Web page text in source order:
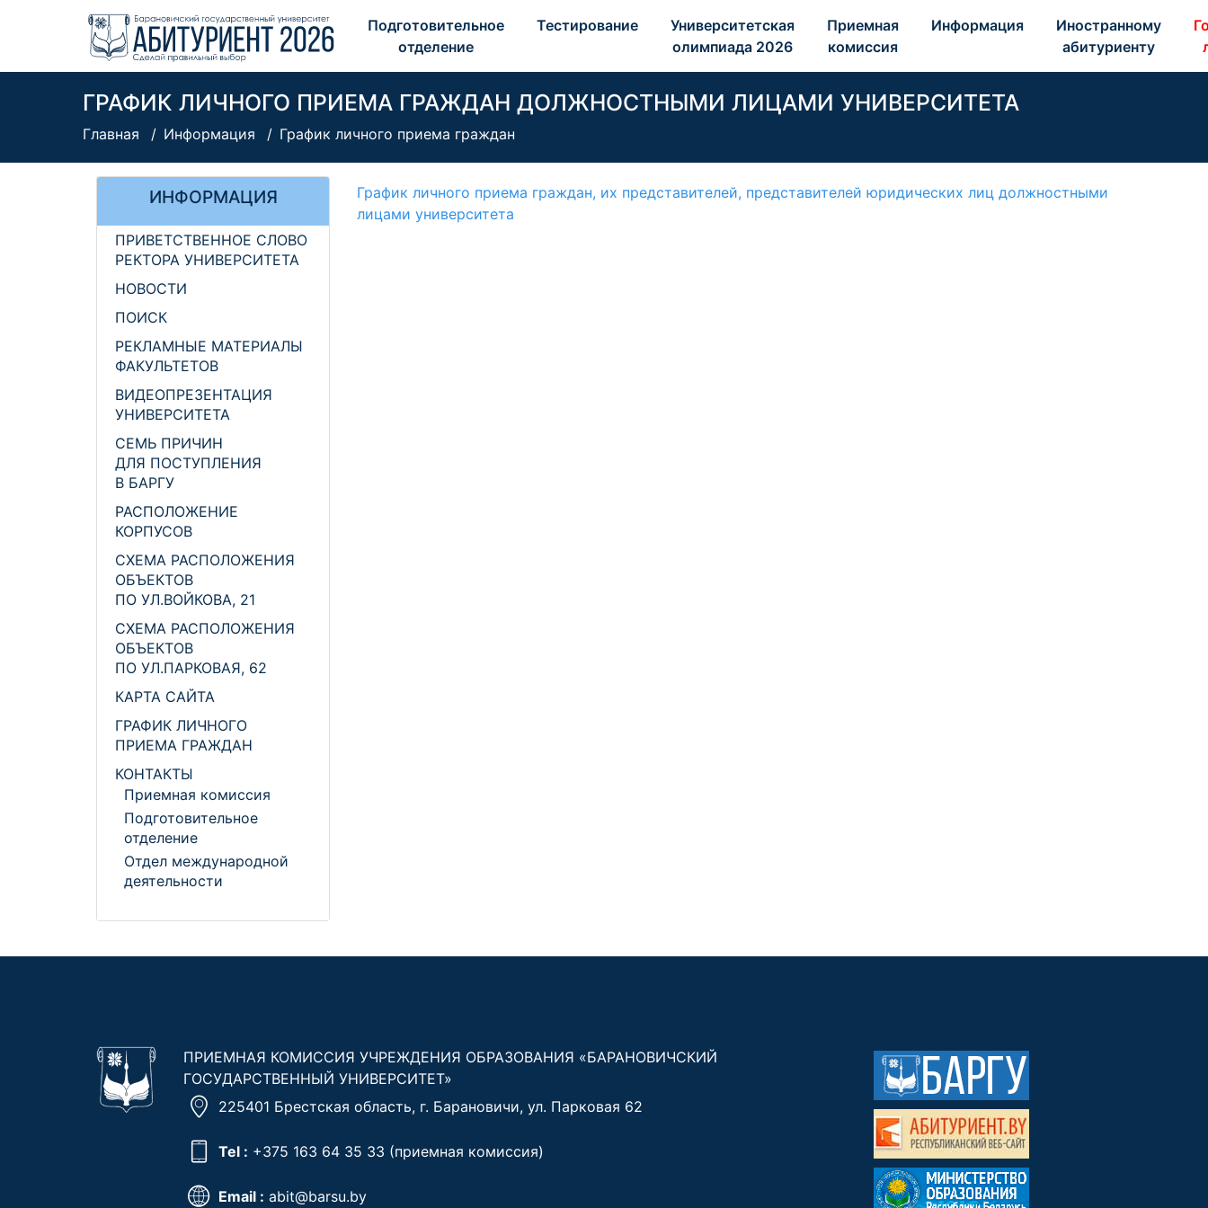
Подготовительное
отделение
Тестирование
Университетская
олимпиада 2026
Приемная
комиссия
Информация
Иностранному
абитуриенту
ГРАФИК ЛИЧНОГО ПРИЕМА ГРАЖДАН ДОЛЖНОСТНЫМИ ЛИЦАМИ УНИВЕРСИТЕТА
Главная Информация График личного приема граждан
ИНФОРМАЦИЯ
ПРИВЕТСТВЕННОЕ СЛОВО
РЕКТОРА УНИВЕРСИТЕТА
НОВОСТИ
ПОИСК
РЕКЛАМНЫЕ МАТЕРИАЛЫ
ФАКУЛЬТЕТОВ
ВИДЕОПРЕЗЕНТАЦИЯ
УНИВЕРСИТЕТА
СЕМЬ ПРИЧИН
ДЛЯ ПОСТУПЛЕНИЯ
В БАРГУ
РАСПОЛОЖЕНИЕ
КОРПУСОВ
СХЕМА РАСПОЛОЖЕНИЯ
ОБЪЕКТОВ
ПО УЛ.ВОЙКОВА, 21
СХЕМА РАСПОЛОЖЕНИЯ
ОБЪЕКТОВ
ПО УЛ.ПАРКОВАЯ, 62
КАРТА САЙТА
ГРАФИК ЛИЧНОГО
ПРИЕМА ГРАЖДАН
КОНТАКТЫ
Приемная комиссия
Подготовительное
отделение
Отдел международной
деятельности
График личного приема граждан, их представителей, представителей юридических лиц должностными
лицами университета
ПРИЕМНАЯ КОМИССИЯ УЧРЕЖДЕНИЯ ОБРАЗОВАНИЯ «БАРАНОВИЧСКИЙ
ГОСУДАРСТВЕННЫЙ УНИВЕРСИТЕТ»
225401 Брестская область, г. Барановичи, ул. Парковая 62
Tel : +375 163 64 35 33 (приемная комиссия)
Email : abit@barsu.by